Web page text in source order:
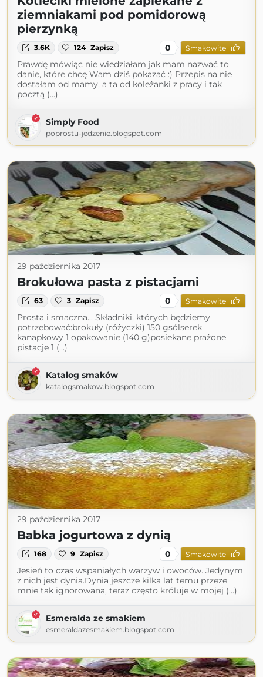
ziemniakami pod pomidorową
pierzynką
3.6K 124 Zapisz 0 Smakowite
Prawdę mówiąc nie wiedziałam jak mam nazwać to
danie, które chcę Wam dziś pokazać :) Przepis na nie
dostałam od mamy, a ta od koleżanki z pracy i tak
pocztą (...)
Simply Food
poprostu-jedzenie.blogspot.com
29 października 2017
Brokułowa pasta z pistacjami
63 3 Zapisz 0 Smakowite
Prosta i smaczna... Składniki, których będziemy
potrzebować:brokuły (różyczki) 150 gsólserek
kanapkowy 1 opakowanie (140 g)posiekane prażone
pistacje 1 (...)
Katalog smaków
katalogsmakow.blogspot.com
29 października 2017
Babka jogurtowa z dynią
168 9 Zapisz 0 Smakowite
Jesień to czas wspaniałych warzyw i owoców. Jedynym
z nich jest dynia.Dynia jeszcze kilka lat temu przeze
mnie tak ignorowana, teraz często króluje w mojej (...)
Esmeralda ze smakiem
esmeraldazesmakiem.blogspot.com